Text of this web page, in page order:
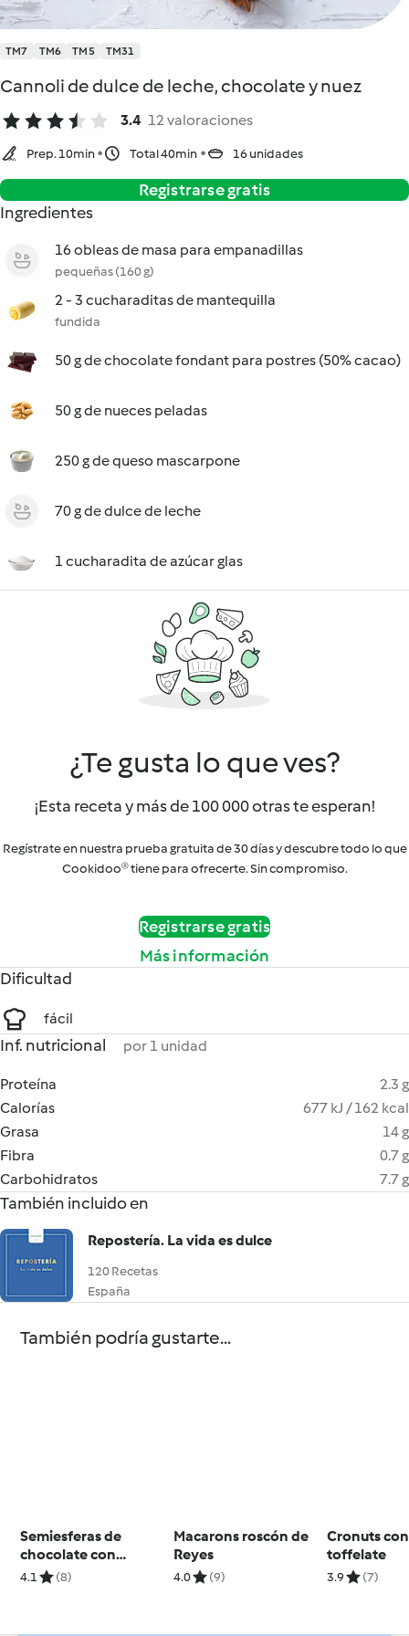
TM7 TM6 TM5 TM31
Cannoli de dulce de leche, chocolate y nuez
3.4 12 valoraciones
Prep. 10min Total 40min 16 unidades
Registrarse gratis
Ingredientes
16 obleas de masa para empanadillas
pequeñas (160 g)
2 - 3 cucharaditas de mantequilla
fundida
50 g de chocolate fondant para postres (50% cacao)
50 g de nueces peladas
250 g de queso mascarpone
70 g de dulce de leche
1 cucharadita de azúcar glas
¿Te gusta lo que ves?
¡Esta receta y más de 100 000 otras te esperan!
Regístrate en nuestra prueba gratuita de 30 días y descubre todo lo que
Cookidoo® tiene para ofrecerte. Sin compromiso.
Registrarse gratis
Más información
Dificultad
fácil
Inf. nutricional por 1 unidad
Proteína
2.3 g
Calorías
677 kJ / 162 kcal
Grasa
14 g
Fibra
0.7 g
Carbohidratos
7.7 g
También incluido en
Repostería. La vida es dulce
120 Recetas
España
También podría gustarte...
Semiesferas de
chocolate con
mousse de Toblerone
4.1 (8)
Macarons roscón de
Reyes
4.0 (9)
Cronuts
toffelate
3.9 (7)